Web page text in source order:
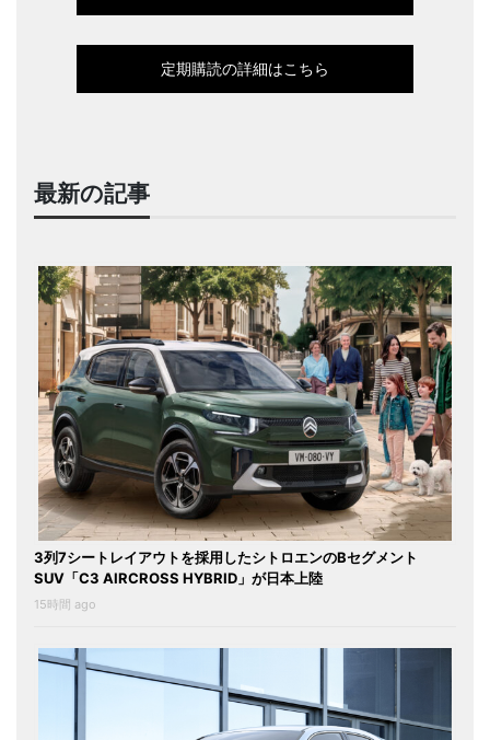
定期購読の詳細はこちら
最新の記事
3列7シートレイアウトを採用したシトロエンのBセグメント
SUV「C3 AIRCROSS HYBRID」が日本上陸
15時間 ago